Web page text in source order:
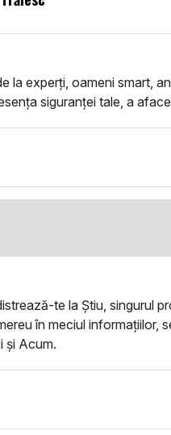
la experți, oameni smart,
siguranței tale, a
te la Știu, singurul
în meciul
și Acum.